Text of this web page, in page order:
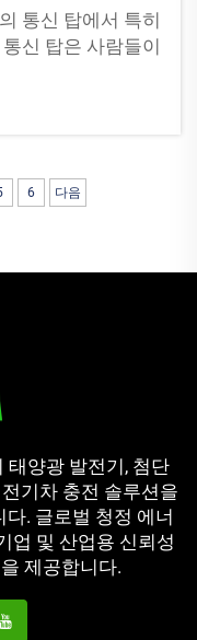
통신 탑에서 특히
신 탑은 사람들이
는 방식을 지원합
에너지를 필요로
6 다음
태양광 발전기, 첨단
기차 충전 솔루션을
. 글로벌 청정 에너
업 및 산업용 신뢰성
제공합니다.